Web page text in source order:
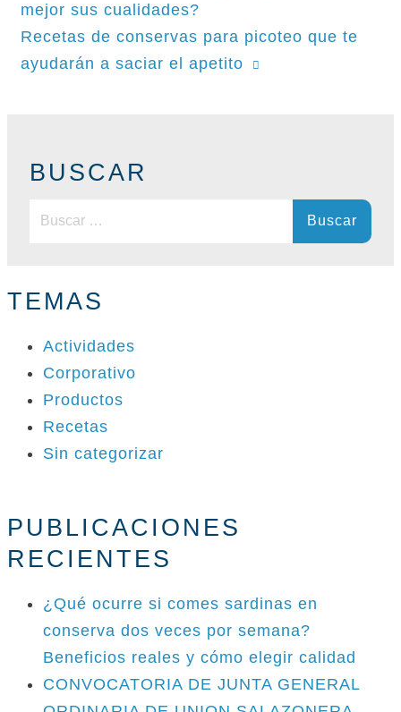
de
entradas
mejor sus cualidades?
Recetas de conservas para picoteo que te
ayudarán a saciar el apetito
BUSCAR
Buscar:
TEMAS
Actividades
Corporativo
Productos
Recetas
Sin categorizar
PUBLICACIONES
RECIENTES
¿Qué ocurre si comes sardinas en
conserva dos veces por semana?
Beneficios reales y cómo elegir calidad
CONVOCATORIA DE JUNTA GENERAL